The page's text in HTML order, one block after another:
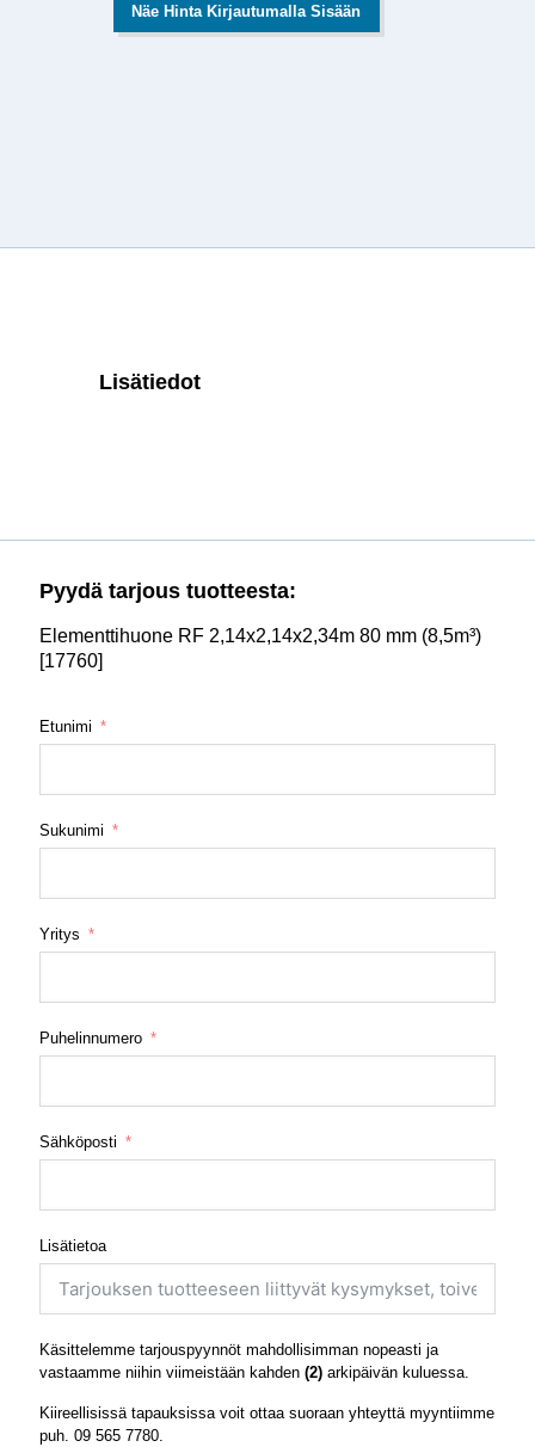
Näe Hinta Kirjautumalla Sisään
Lisätiedot
Pyydä tarjous tuotteesta:
Elementtihuone RF 2,14x2,14x2,34m 80 mm (8,5m³)
[17760]
Etunimi
Sukunimi
Yritys
Puhelinnumero
Sähköposti
Lisätietoa
Käsittelemme tarjouspyynnöt mahdollisimman nopeasti ja
vastaamme niihin viimeistään kahden (2) arkipäivän kuluessa.
Kiireellisissä tapauksissa voit ottaa suoraan yhteyttä myyntiimme
puh. 09 565 7780